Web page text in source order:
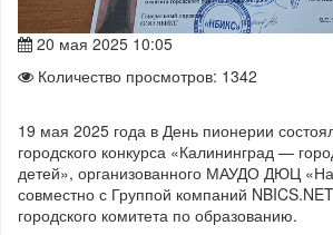
20 мая 2025 10:05
Количество просмотров: 1342
19 мая 2025 года в День пионерии
городского конкурса «Калининград —
детей», организованного МАУДО ДЮЦ
совместно с Группой компаний
городского комитета по образованию.